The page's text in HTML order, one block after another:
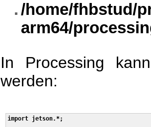
/home/fhbstud/
arm64/
In Processing
werden:
import jetson.*;